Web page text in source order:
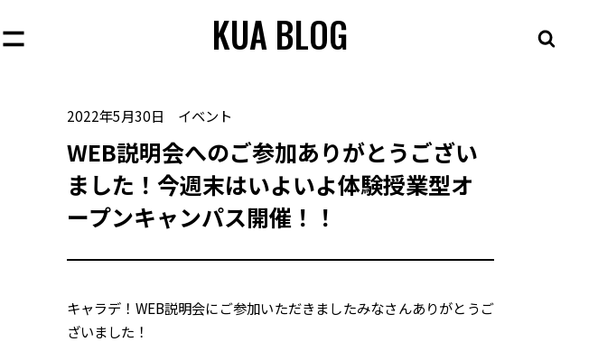
KUA BLOG
2022年5月30日 イベント
WEB説明会へのご参加ありがとうござい
ました！今週末はいよいよ体験授業型オ
ープンキャンパス開催！！
キャラデ！WEB説明会にご参加いただきましたみなさんありがとうご
ざいました！